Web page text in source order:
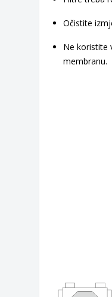
Očistite
Ne koristite
membranu.